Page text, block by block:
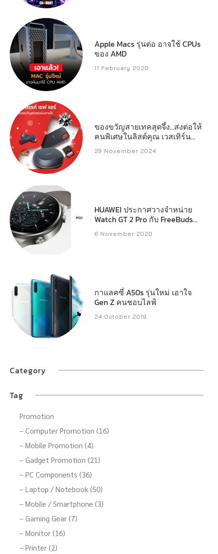
Apple Macs รุ่นต่อ อาจใช้ CPUs
ของ AMD
11 February 2020
ของขวัญสายเทคสุดจึ้ง…ส่งต่อให้
คนพิเศษในลิสต์คุณ เวสเทิร์น
ประสิทธิภาพสูงที่พร้อมเสริ์ฟทุก
29 November 2024
HUAWEI ประกาศวางจำหน่าย
Watch GT 2 Pro กับ FreeBuds
ไทย
6 November 2020
กาแลคซี่ A50s รุ่นใหม่ เอาใจ
Gen Z คนชอบไลฟ์
24 October 2019
Category
Tag
Promotion
– Computer Promotion (16)
– Mobile Promotion (4)
– Gadget Promotion (21)
– PC Components (36)
– Laptop / Notebook (50)
– Mobile / Smartphone (3)
– Gaming Gear (7)
– Monitor (16)
– Printer (2)